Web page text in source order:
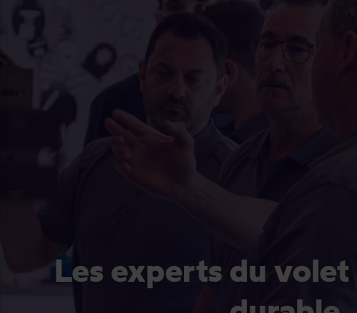
Les experts du volet